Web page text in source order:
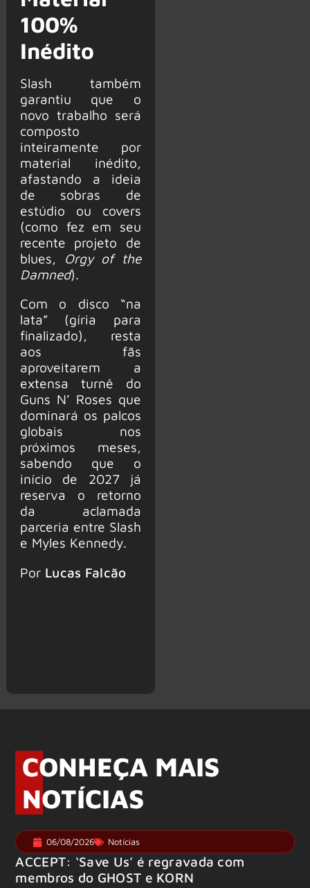
100%
Inédito
Slash também
garantiu que o
novo trabalho será
composto
inteiramente por
material inédito,
afastando a ideia
de sobras de
estúdio ou covers
(como fez em seu
recente projeto de
blues,
Orgy of the
Damned).
Com o disco “na
lata” (gíria para
finalizado), resta
aos fãs
aproveitarem a
extensa turnê do
Guns N’ Roses que
dominará os palcos
globais nos
próximos meses,
sabendo que o
início de 2027 já
reserva o retorno
da aclamada
parceria entre Slash
e Myles Kennedy.
Por Lucas Falcão
CONHEÇA MAIS
NOTÍCIAS
06/08/2026 Notícias
ACCEPT: ‘Save Us’ é regravada com
membros do GHOST e KORN